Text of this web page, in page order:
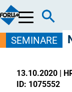
Menü
SEMINARE
13.10.2020 |
ID: 1075552